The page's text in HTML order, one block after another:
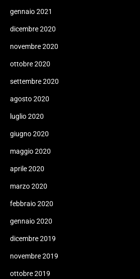
gennaio 2021
dicembre 2020
novembre 2020
ottobre 2020
settembre 2020
agosto 2020
luglio 2020
giugno 2020
maggio 2020
aprile 2020
marzo 2020
febbraio 2020
gennaio 2020
dicembre 2019
novembre 2019
ottobre 2019